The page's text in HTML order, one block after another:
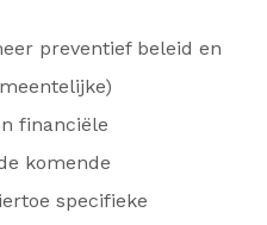
preventief beleid en
financiële
komende
specifieke